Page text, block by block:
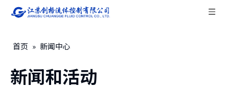
首页 » 新闻中心
新闻和活动